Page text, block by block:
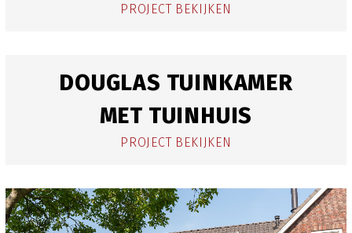
PROJECT BEKIJKEN
DOUGLAS TUINKAMER
MET TUINHUIS
PROJECT BEKIJKEN